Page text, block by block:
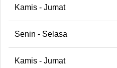
Kamis - Jumat
Senin - Selasa
Kamis - Jumat